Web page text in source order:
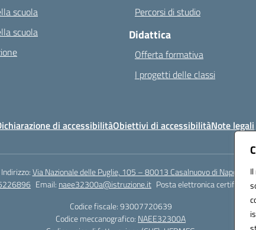
scuola
scuola
Percorsi di studio
Didattica
Offerta formativa
I progetti delle classi
di accessibilitàObiettivi di accessibilitàNote legali
Indirizzo:Via Nazionale delle Puglie, 105 – 80013 Casalnuovo di Napoli
Email: naee32300a@istruzione.it Posta elettronica certificata
Codice fiscale: 93007720639
Codice meccanografico: NAEE32300A